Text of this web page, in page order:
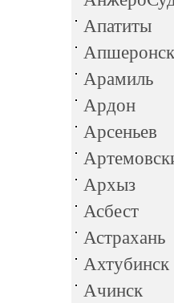
Апатиты
Апшеронск
Арамиль
Ардон
Арсеньев
Архыз
Асбест
Астрахань
Ахтубинск
Ачинск